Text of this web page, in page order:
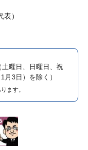
）
土曜日、日曜日、祝
月3日）を除く）
ます。